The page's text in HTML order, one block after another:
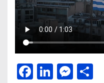
Facebook